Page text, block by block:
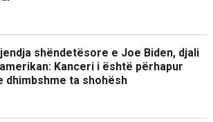
shëndetësore e Joe Biden, djali
Kanceri i është përhapur
dhimbshme ta shohësh